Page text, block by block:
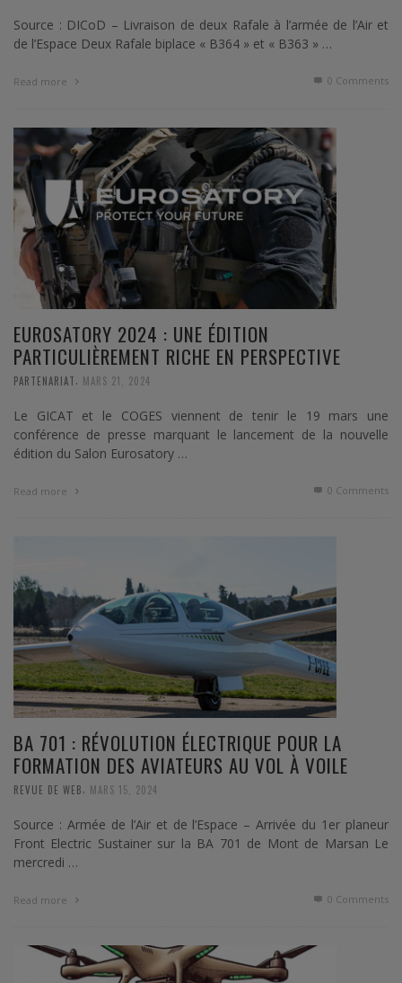
Source : DICoD – Livraison de deux Rafale à l’armée de l’Air et
de l’Espace Deux Rafale biplace « B364 » et « B363 » …
Read more 0 Comments
EUROSATORY 2024 : UNE ÉDITION
PARTICULIÈREMENT RICHE EN PERSPECTIVE
PARTENARIAT MARS 21, 2024
Le GICAT et le COGES viennent de tenir le 19 mars une
conférence de presse marquant le lancement de la nouvelle
édition du Salon Eurosatory …
Read more 0 Comments
BA 701 : RÉVOLUTION ÉLECTRIQUE POUR LA
FORMATION DES AVIATEURS AU VOL À VOILE
REVUE DE WEB MARS 15, 2024
Source : Armée de l’Air et de l’Espace – Arrivée du 1er planeur
Front Electric Sustainer sur la BA 701 de Mont de Marsan Le
mercredi …
Read more 0 Comments